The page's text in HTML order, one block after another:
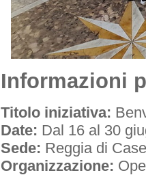
Informazioni
Titolo iniziativa:
Date: Dal 16 al 30
Sede: Reggia di
Organizzazione: